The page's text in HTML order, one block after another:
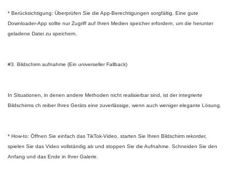
* Berücksichtigung: Überprüfen Sie die App-Berechtigungen sorgfältig. Eine gute
Downloader-App sollte nur Zugriff auf Ihren Medien speicher erfordern, um die herunter
geladene Datei zu speichern.
#3. Bildschirm aufnahme (Ein universeller Fallback)
In Situationen, in denen andere Methoden nicht realisierbar sind, ist der integrierte
Bildschirms ch reiber Ihres Geräts eine zuverlässige, wenn auch weniger elegante Lösung.
* How-to: Öffnen Sie einfach das TikTok-Video, starten Sie Ihren Bildschirm rekorder,
spielen Sie das Video vollständig ab und stoppen Sie die Aufnahme. Schneiden Sie den
Anfang und das Ende in Ihrer Galerie.